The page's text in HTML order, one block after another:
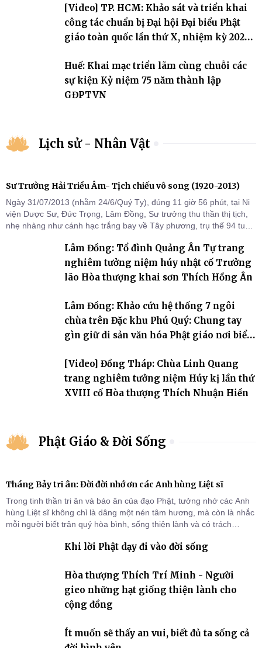
[Video] TP. HCM: Khảo sát và triển khai
công tác chuẩn bị Đại hội Đại biểu Phật
giáo toàn quốc lần thứ X, nhiệm kỳ 2026-
Huế: Khai mạc triển lãm cùng chuỗi các
sự kiện Kỷ niệm 75 năm thành lập
GĐPTVN
Lịch sử - Nhân Vật
Sư Trưởng Hải Triều Âm- Tịch chiếu vô song (1920-2013)
Ngày 31/07/2013 (nhằm 24/6/Quý Tỵ), đúng 11 giờ 56 phút, tại Ni
viện Dược Sư, Đức Trọng, Lâm Đồng, Sư trưởng thu thần thị tịch,
nhẹ nhàng như cánh hạc trắng bay về Tây phương, trụ thế 94 tuổi
Lâm Đồng: Tổ đình Quảng Ân Tự trang
nghiêm tưởng niệm húy nhật cố Trưởng
lão Hòa thượng khai sơn Thích Hồng Ân
Lâm Đồng: Khảo cứu hệ thống 7 ngôi
chùa trên Đặc khu Phú Quý: Chung tay
gìn giữ di sản văn hóa Phật giáo nơi biển
[Video] Đồng Tháp: Chùa Linh Quang
trang nghiêm tưởng niệm Húy kị lần thứ
XVIII cố Hòa thượng Thích Nhuận Hiền
Phật Giáo & Đời Sống
Tháng Bảy tri ân: Đời đời nhớ ơn các Anh hùng Liệt sĩ
Trong tinh thần tri ân và báo ân của đạo Phật, tưởng nhớ các Anh
hùng Liệt sĩ không chỉ là dâng một nén tâm hương, mà còn là nhắc
mỗi người biết trân quý hòa bình, sống thiện lành và có trách
Khi lời Phật dạy đi vào đời sống
Hòa thượng Thích Trí Minh - Người
gieo những hạt giống thiện lành cho
cộng đồng
Ít muốn sẽ thấy an vui, biết đủ ta sống cả